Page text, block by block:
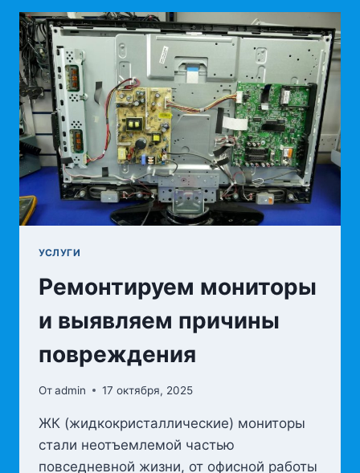
И
УСЛУГИ
ЛОГИСТИЧЕСКИХ
КОМПАНИЙ
УСЛУГИ
Ремонтируем мониторы
и выявляем причины
повреждения
Отadmin 17 октября, 2025
ЖК (жидкокристаллические) мониторы
стали неотъемлемой частью
повседневной жизни, от офисной работы